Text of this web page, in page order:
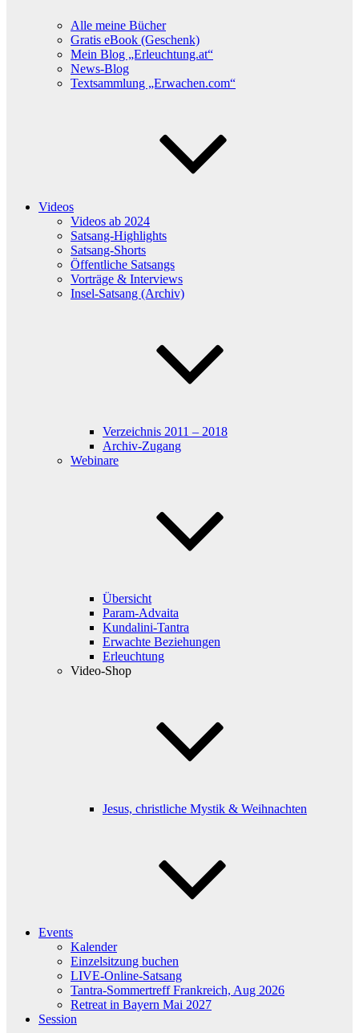
Alle meine Bücher
Gratis eBook (Geschenk)
Mein Blog „Erleuchtung.at“
News-Blog
Textsammlung „Erwachen.com“
Videos
Videos ab 2024
Satsang-Highlights
Satsang-Shorts
Öffentliche Satsangs
Vorträge & Interviews
Insel-Satsang (Archiv)
Verzeichnis 2011 – 2018
Archiv-Zugang
Webinare
Übersicht
Param-Advaita
Kundalini-Tantra
Erwachte Beziehungen
Erleuchtung
Video-Shop
Jesus, christliche Mystik & Weihnachten
Events
Kalender
Einzelsitzung buchen
LIVE-Online-Satsang
Tantra-Sommertreff Frankreich, Aug 2026
Retreat in Bayern Mai 2027
Session